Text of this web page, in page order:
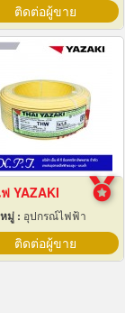
ติดต่อผู้ขาย
YAZAKI
มู่ : อุปกรณ์ไฟฟ้า
ติดต่อผู้ขาย